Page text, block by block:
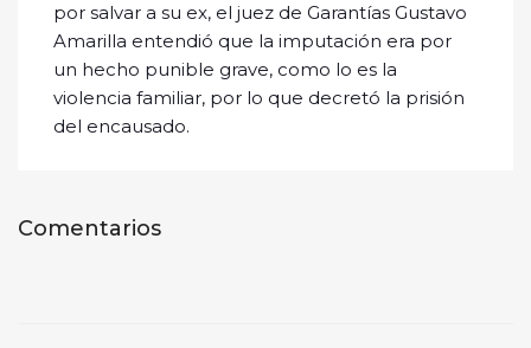
por salvar a su ex, el juez de Garantías Gustavo
Amarilla entendió que la imputación era por
un hecho punible grave, como lo es la
violencia familiar, por lo que decretó la prisión
del encausado.
Comentarios